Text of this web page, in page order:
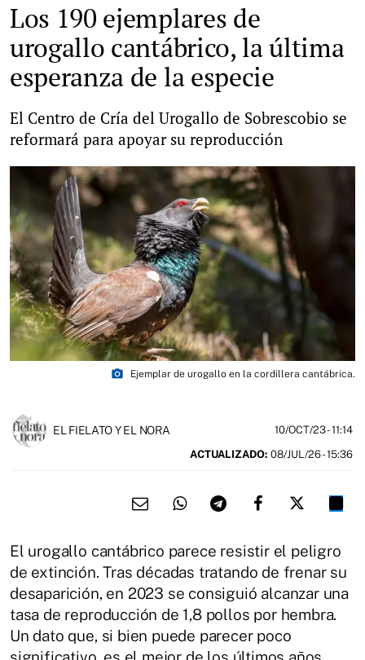
Los 190 ejemplares de
urogallo cantábrico, la última
esperanza de la especie
El Centro de Cría del Urogallo de Sobrescobio se
reformará para apoyar su reproducción
photo_camera Ejemplar de urogallo en la cordillera cantábrica.
EL FIELATO Y EL NORA 10/OCT/23- 11:14
ACTUALIZADO: 08/JUL/26 - 15:36
El urogallo cantábrico parece resistir el peligro
de extinción. Tras décadas tratando de frenar su
desaparición, en 2023 se consiguió alcanzar una
tasa de reproducción de 1,8 pollos por hembra.
Un dato que, si bien puede parecer poco